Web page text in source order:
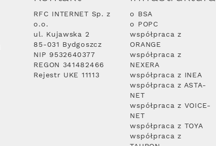
RFC INTERNET Sp. z
o.o.
ul. Kujawska 2
85-031 Bydgoszcz
NIP 9532640377
REGON 341482466
Rejestr UKE 11113
o BSA
o POPC
współpraca z
ORANGE
współpraca z
NEXERA
współpraca z INEA
współpraca z ASTA-
NET
współpraca z VOICE-
NET
współpraca z TOYA
współpraca z